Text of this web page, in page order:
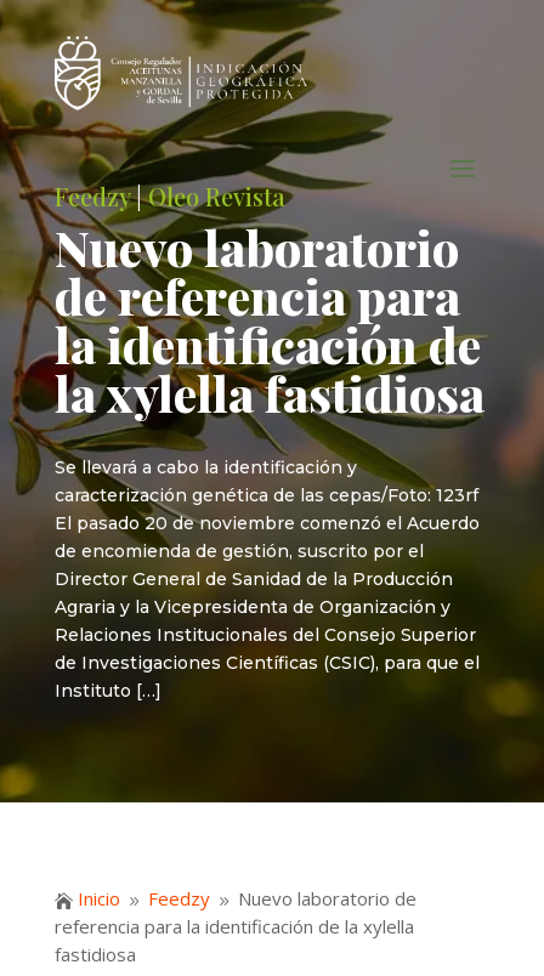
Feedzy|Oleo Revista
Nuevo laboratorio
de referencia para
la identificación de
la xylella fastidiosa
Se llevará a cabo la identificación y
caracterización genética de las cepas/Foto: 123rf
El pasado 20 de noviembre comenzó el Acuerdo
de encomienda de gestión, suscrito por el
Director General de Sanidad de la Producción
Agraria y la Vicepresidenta de Organización y
Relaciones Institucionales del Consejo Superior
de Investigaciones Científicas (CSIC), para que el
Instituto […]
 Inicio 9 Feedzy 9 Nuevo laboratorio de
referencia para la identificación de la xylella
fastidiosa